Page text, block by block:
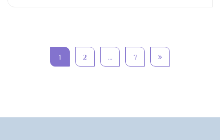
1 2 … 7